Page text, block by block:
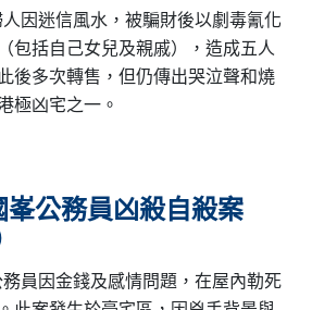
人因迷信風水，被騙財後以劇毒氰化
包括自己女兒及親戚），造成五人
後多次轉售，但仍傳出哭泣聲和燒
極凶宅之一。
峯公務員凶殺自殺案
務員因金錢及感情問題，在屋內勒死